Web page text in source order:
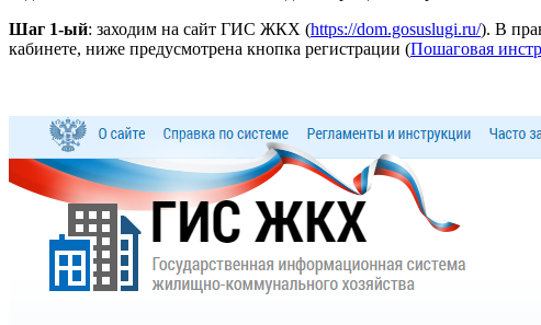
Шаг 1-ый: заходим на сайт ГИС ЖКХ (https://dom.gosuslugi.ru/). В
кабинете, ниже предусмотрена кнопка регистрации (Пошаговая